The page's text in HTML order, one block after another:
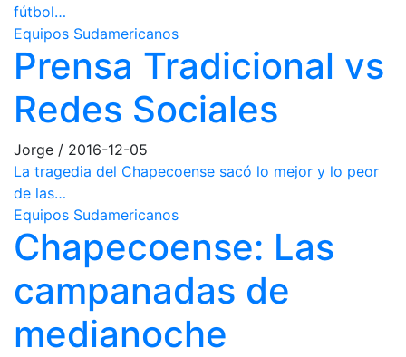
fútbol…
Equipos Sudamericanos
Prensa Tradicional vs
Redes Sociales
Jorge / 2016-12-05
La tragedia del Chapecoense sacó lo mejor y lo peor
de las…
Equipos Sudamericanos
Chapecoense: Las
campanadas de
medianoche